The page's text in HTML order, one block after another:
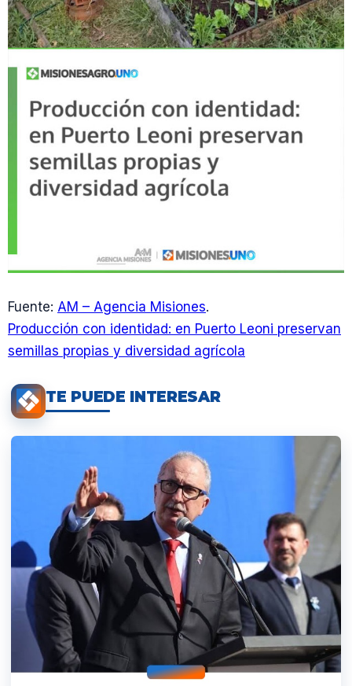
Fuente: AM – Agencia Misiones.
Producción con identidad: en Puerto Leoni preservan
semillas propias y diversidad agrícola
TE PUEDE INTERESAR